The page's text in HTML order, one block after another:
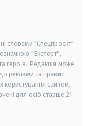
словами "Спецпроєкт"
"Експерт",
героїв. Редакція може
реклами та правил
користування сайтом.
для осіб старше 21